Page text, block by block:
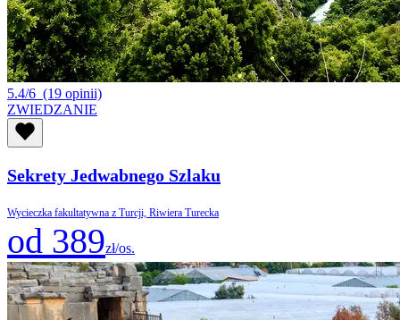
5.4/6 (19 opinii)
ZWIEDZANIE
Sekrety Jedwabnego Szlaku
Wycieczka fakultatywna z Turcji, Riwiera Turecka
od 389zł/os.